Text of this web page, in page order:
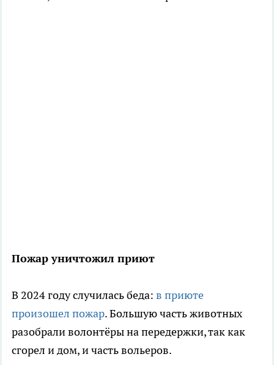
Пожар уничтожил приют
В 2024 году случилась беда: в приюте
произошел пожар. Большую часть животных
разобрали волонтёры на передержки, так как
сгорел и дом, и часть вольеров.